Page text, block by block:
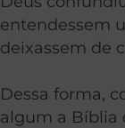
entendessem
deixassem de
Dessa forma,
algum a Bíblia